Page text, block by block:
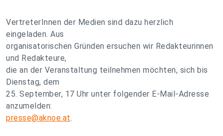
VertreterInnen der Medien sind dazu herzlich
eingeladen. Aus
organisatorischen Gründen ersuchen wir Redakteurinnen
und Redakteure,
die an der Veranstaltung teilnehmen möchten, sich bis
Dienstag, dem
25. September, 17 Uhr unter folgender E-Mail-Adresse
anzumelden:
presse@aknoe.at.